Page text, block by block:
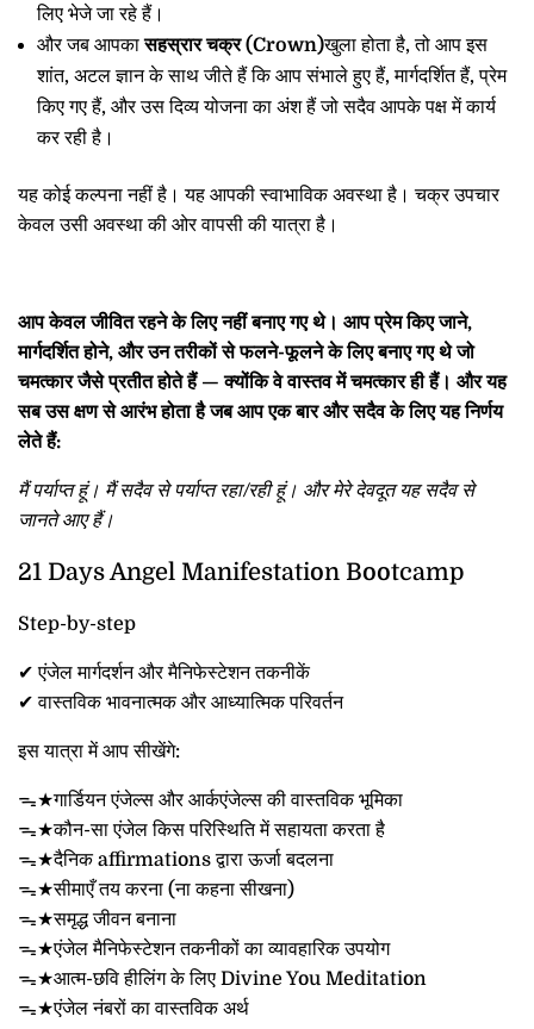
लिए भेजे जा रहे हैं।
और जब आपकासहस्रार चक्र (Crown)खुला होता है, तो आप इस
शांत, अटल ज्ञान के साथ जीते हैं कि आप संभाले हुए हैं, मार्गदर्शित हैं, प्रेम
किए गए हैं, और उस दिव्य योजना का अंश हैं जो सदैव आपके पक्ष में कार्य
कर रही है।
यह कोई कल्पना नहीं है। यह आपकी स्वाभाविक अवस्था है। चक्र उपचार
केवल उसी अवस्था की ओर वापसी की यात्रा है।
आप केवल जीवित रहने के लिए नहीं बनाए गए थे। आप प्रेम किए जाने,
मार्गदर्शित होने, और उन तरीकों से फलने-फूलने के लिए बनाए गए थे जो
चमत्कार जैसे प्रतीत होते हैं — क्योंकि वे वास्तव में चमत्कार ही हैं। और यह
सब उस क्षण से आरंभ होता है जब आप एक बार और सदैव के लिए यह निर्णय
लेते हैं:
मैं पर्याप्त हूं। मैं सदैव से पर्याप्त रहा/रही हूं। और मेरे देवदूत यह सदैव से
जानते आए हैं।
21 Days Angel Manifestation Bootcamp
Step-by-step
✔ एंजेल मार्गदर्शन और मैनिफेस्टेशन तकनीकें
✔ वास्तविक भावनात्मक और आध्यात्मिक परिवर्तन
इस यात्रा में आप सीखेंगे:
ᯓ★गार्डियन एंजेल्स और आर्कएंजेल्स की वास्तविक भूमिका
ᯓ★कौन-सा एंजेल किस परिस्थिति में सहायता करता है
ᯓ★दैनिक affirmations द्वारा ऊर्जा बदलना
ᯓ★सीमाएँ तय करना (ना कहना सीखना)
ᯓ★समृद्ध जीवन बनाना
ᯓ★एंजेल मैनिफेस्टेशन तकनीकों का व्यावहारिक उपयोग
ᯓ★आत्म-छवि हीलिंग के लिए Divine You Meditation
ᯓ★एंजेल नंबरों का वास्तविक अर्थ